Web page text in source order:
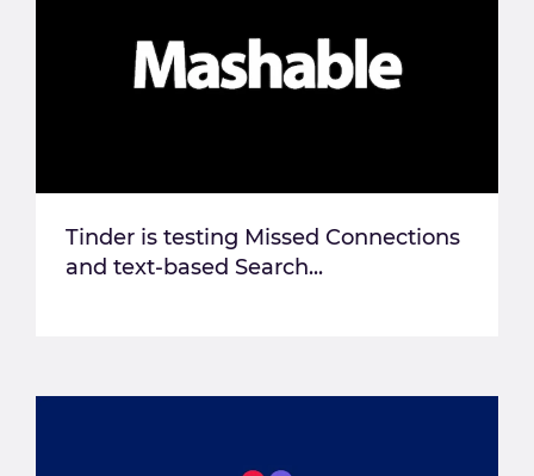
Tinder is testing Missed Connections
and text-based Search...